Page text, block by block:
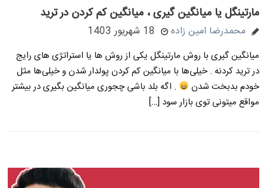
مارتینگل یا میانگین گیری ، میانگین کم کردن در ترید
محمدرضا امین زاده 18 شهریور 1403
میانگین گیری با روش مارتینگل یکی از روش ها یا استراتژی های رایج
در ترید کردنه . خیلی‌ها با میانگین کم کردن پولدار شدن و خیلی‌ها مثل
خودم بدبخت شدن
. اگه بلد باشی چجوری میانگین بگیری در بیشتر
مواقع میتونی توی بازار سود […]